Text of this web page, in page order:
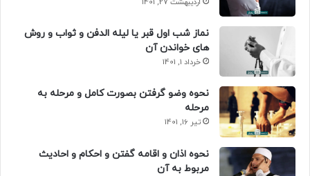
نماز شب اول قبر یا لیله الدفن و ثواب و روش
های خواندن آن
خرداد 1, 1401
نحوه وضو گرفتن بصورت کامل و مرحله به
مرحله
تیر 16, 1401
نحوه اذان و اقامه گفتن و احکام و احادیث
مربوط به آن